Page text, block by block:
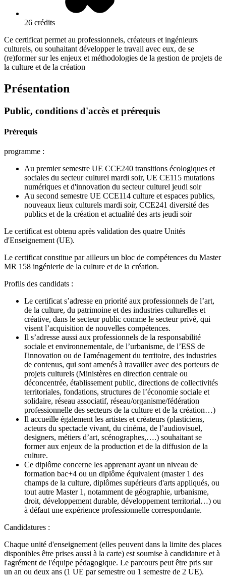
26 crédits
Ce certificat permet au professionnels, créateurs et ingénieurs
culturels, ou souhaitant développer le travail avec eux, de se
(re)former sur les enjeux et méthodologies de la gestion de projets de
la culture et de la création
Présentation
Public, conditions d'accès et prérequis
Prérequis
programme :
Au premier semestre UE CCE240 transitions écologiques et
sociales du secteur culturel mardi soir, UE CE115 mutations
numériques et d'innovation du secteur culturel jeudi soir
Au second semestre UE CCE114 culture et espaces publics,
nouveaux lieux culturels mardi soir, CCE241 diversité des
publics et de la création et actualité des arts jeudi soir
Le certificat est obtenu après validation des quatre Unités
d'Enseignement (UE).
Le certificat constitue par ailleurs un bloc de compétences du Master
MR 158 ingénierie de la culture et de la création.
Profils des candidats :
Le certificat s’adresse en priorité aux professionnels de l’art,
de la culture, du patrimoine et des industries culturelles et
créative, dans le secteur public comme le secteur privé, qui
visent l’acquisition de nouvelles compétences.
Il s’adresse aussi aux professionnels de la responsabilité
sociale et environnementale, de l’urbanisme, de l’ESS de
l'innovation ou de l'aménagement du territoire, des industries
de contenus, qui sont amenés à travailler avec des porteurs de
projets culturels (Ministères en direction centrale ou
déconcentrée, établissement public, directions de collectivités
territoriales, fondations, structures de l’économie sociale et
solidaire, réseau associatif, réseau/organisme/fédération
professionnelle des secteurs de la culture et de la création…)
Il accueille également les artistes et créateurs (plasticiens,
acteurs du spectacle vivant, du cinéma, de l’audiovisuel,
designers, métiers d’art, scénographes,….) souhaitant se
former aux enjeux de la production et de la diffusion de la
culture.
Ce diplôme concerne les apprenant ayant un niveau de
formation bac+4 ou un diplôme équivalent (master 1 des
champs de la culture, diplômes supérieurs d'arts appliqués, ou
tout autre Master 1, notamment de géographie, urbanisme,
droit, développement durable, développement territorial…) ou
à défaut une expérience professionnelle correspondante.
Candidatures :
Chaque unité d'enseignement (elles peuvent dans la limite des places
disponibles être prises aussi à la carte) est soumise à candidature et à
l'agrément de l'équipe pédagogique. Le parcours peut être pris sur
un an ou deux ans (1 UE par semestre ou 1 semestre de 2 UE).